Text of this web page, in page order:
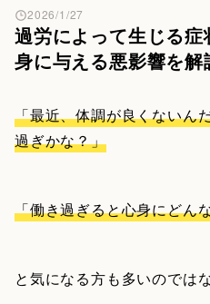
過労によって生じる
身に与える悪影響を解
2026/1/27
「最近、体調が良くないん
過ぎかな？」
「働き過ぎると心身にどん
と気になる方も多いのでは